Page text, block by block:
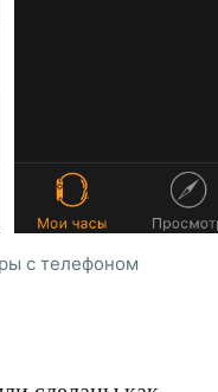
с телефоном